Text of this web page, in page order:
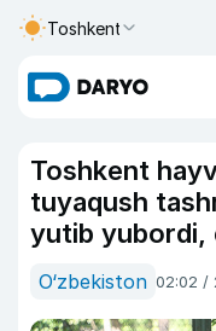
Toshkent
Toshkent
tuyaqush
yutib yubordi,
O‘zbekiston 02:02 /